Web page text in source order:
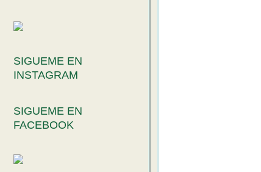
SIGUEME EN
INSTAGRAM
SIGUEME EN
FACEBOOK